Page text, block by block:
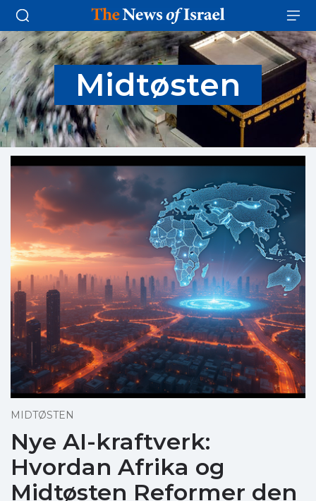
Midtøsten
MIDTØSTEN
Nye AI-kraftverk:
Hvordan Afrika og
Midtøsten Reformer den